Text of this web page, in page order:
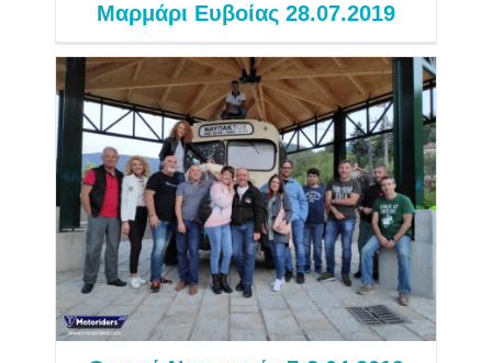
Μαρμάρι Ευβοίας 28.07.2019
Ορεινή Ναυπακτία 7-8.04.2019
Εξορμήσεις 2019